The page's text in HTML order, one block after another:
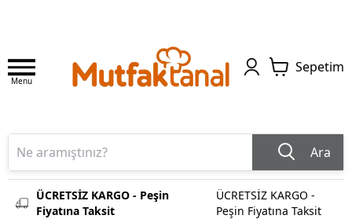
Menu
Sepetim
Ara
ÜCRETSİZ KARGO - Peşin
Fiyatına Taksit
ÜCRETSİZ KARGO -
Peşin Fiyatına Taksit